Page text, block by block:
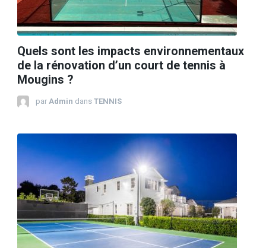
Quels sont les impacts environnementaux
de la rénovation d’un court de tennis à
Mougins ?
par Admin dans TENNIS